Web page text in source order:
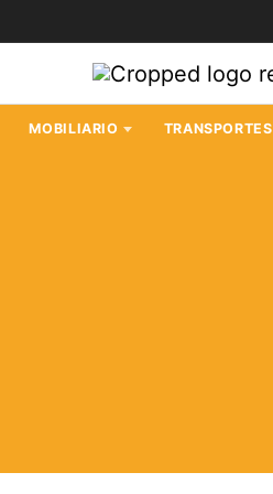
MOBILIARIO TRANSPORTES